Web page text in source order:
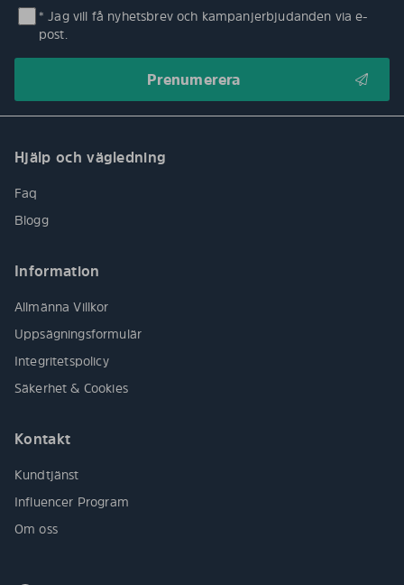
* Jag vill få nyhetsbrev och kampanjerbjudanden via e-
post.
Hjälp och vägledning
Faq
Blogg
Information
Allmänna Villkor
Uppsägningsformulär
Integritetspolicy
Säkerhet & Cookies
Kontakt
Kundtjänst
Influencer Program
Om oss